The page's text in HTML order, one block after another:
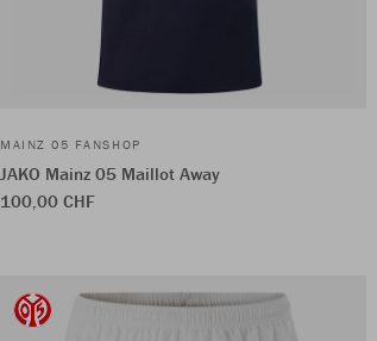
MAINZ 05 FANSHOP
JAKO Mainz 05 Maillot Away
100,00 CHF